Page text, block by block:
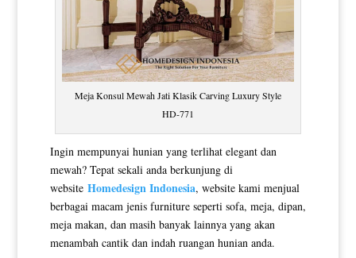
Meja Konsul Mewah Jati Klasik Carving Luxury Style
HD-771
Ingin mempunyai hunian yang terlihat elegant dan
mewah? Tepat sekali anda berkunjung di
website Homedesign Indonesia, website kami menjual
berbagai macam jenis furniture seperti sofa, meja, dipan,
meja makan, dan masih banyak lainnya yang akan
menambah cantik dan indah ruangan hunian anda.